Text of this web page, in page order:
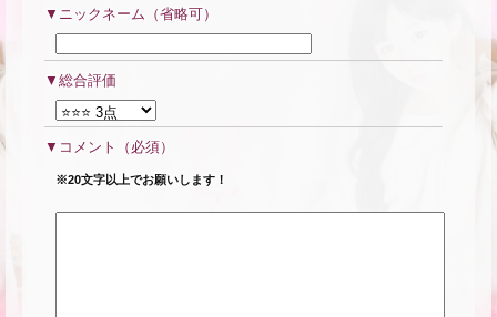
ニックネーム（省略可）
総合評価
コメント （必須）
※20文字以上でお願いします！